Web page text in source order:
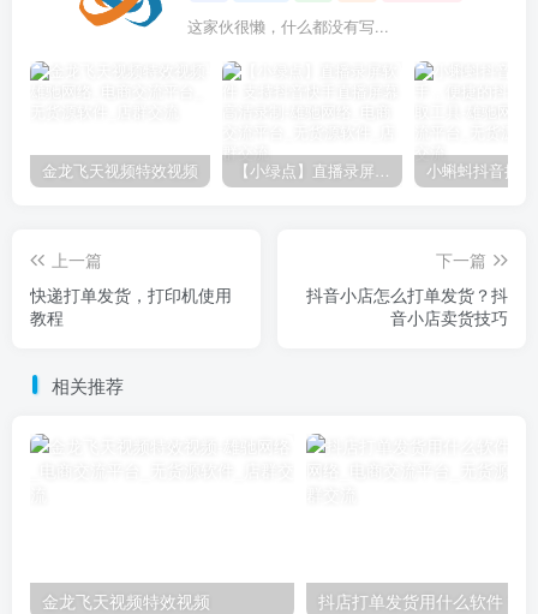
这家伙很懒，什么都没有写...
金龙飞天视频特效视频
上一篇
快递打单发货，打印机使用
教程
下一篇
抖音小店怎么打单发货？抖
音小店卖货技巧
相关推荐
金龙飞天视频特效视频 抖店打单发货用什么软件？